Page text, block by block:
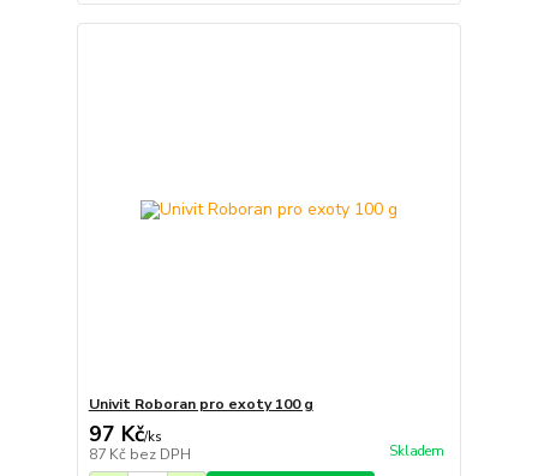
Univit Roboran pro exoty 100 g
97 Kč/ks
87 Kč bez DPH Skladem